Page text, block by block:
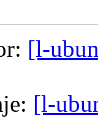
[l-
[l-